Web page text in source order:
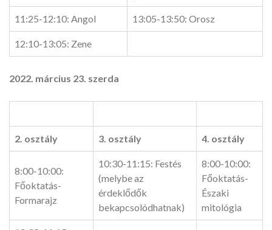
11:25-12:10: Angol 13:05-13:50: Orosz
12:10-13:05: Zene
2022. március 23. szerda
2. osztály 3. osztály 4. osztály
8:00-10:00:
Főoktatás-
Formarajz
10:30-11:15: Festés
(melybe az
érdeklődők
bekapcsolódhatnak)
8:00-10:00:
Főoktatás-
Északi
mitológia